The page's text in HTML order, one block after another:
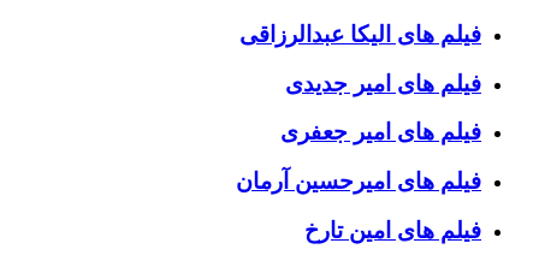
فیلم های الیکا عبدالرزاقی
فیلم های امیر جدیدی
فیلم های امیر جعفری
فیلم های امیرحسین آرمان
فیلم های امین تارخ